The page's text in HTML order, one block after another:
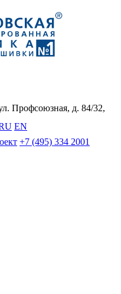
Профсоюзная, д. 84/32,
EN
+7 (495) 334 2001